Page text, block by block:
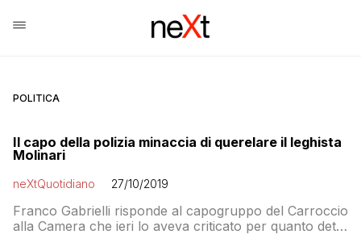
POLITICA
Il capo della polizia minaccia di querelare il leghista
Molinari
neXtQuotidiano 27/10/2019
Franco Gabrielli risponde al capogruppo del Carroccio
alla Camera che ieri lo aveva criticato per quanto detto